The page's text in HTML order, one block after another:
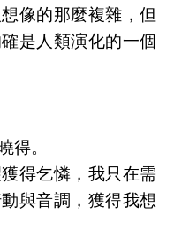
像的那麼複雜，但
是人類演化的一個
得。
得乞憐，我只在需
與音調，獲得我想